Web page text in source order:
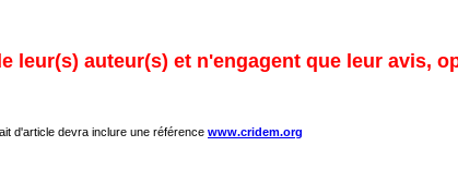
leur(s) auteur(s) et n'engagent que leur avis,
d'article devra inclure une référence www.cridem.org